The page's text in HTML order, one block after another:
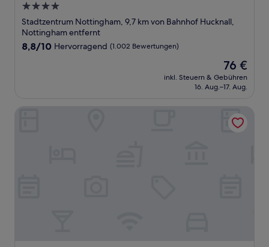
4.0-
Sterne-
Unterkunft
Stadtzentrum Nottingham, 9,7 km von Bahnhof Hucknall,
Nottingham entfernt
8.8
8,8/10 Hervorragend (1.002 Bewertungen)
Der
Preis
beträgt
76 €
inkl. Steuern & Gebühren
16. Aug.–17. Aug.